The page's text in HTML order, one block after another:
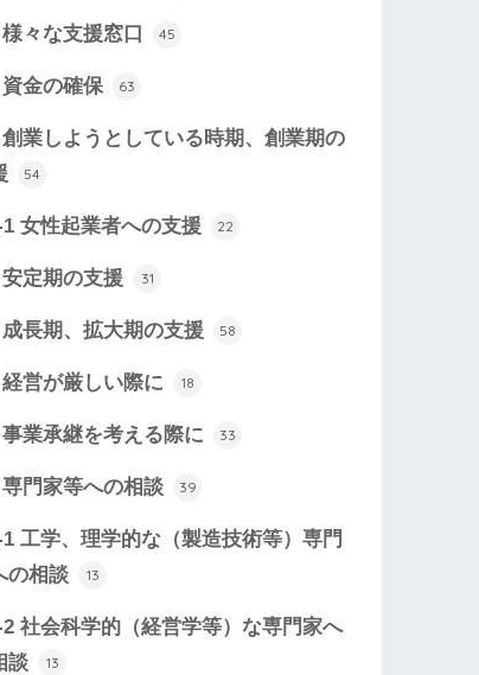
々な支援窓口 45
金の確保 63
業しようとしている時期、創業期の
54
1 女性起業者への支援 22
定期の支援 31
長期、拡大期の支援 58
営が厳しい際に 18
業承継を考える際に 33
門家等への相談 39
工学、理学的な（製造技術等）専門
の相談
13
社会科学的（経営学等）な専門家へ
談
13